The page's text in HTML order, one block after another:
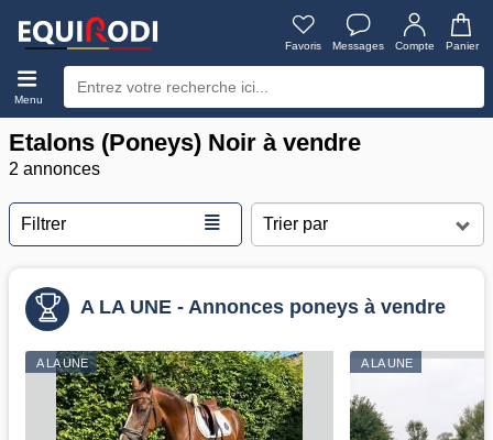
Favoris Messages Compte Panier
Menu
Etalons (Poneys) Noir à vendre
2 annonces
Filtrer ≣
A LA UNE - Annonces poneys à vendre
A LA UNE A LA UNE